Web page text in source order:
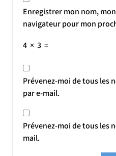
Enregistrer mon nom,
navigateur pour mon
4 × 3 =
Prévenez-moi de tous les
par e-mail.
Prévenez-moi de tous les
mail.